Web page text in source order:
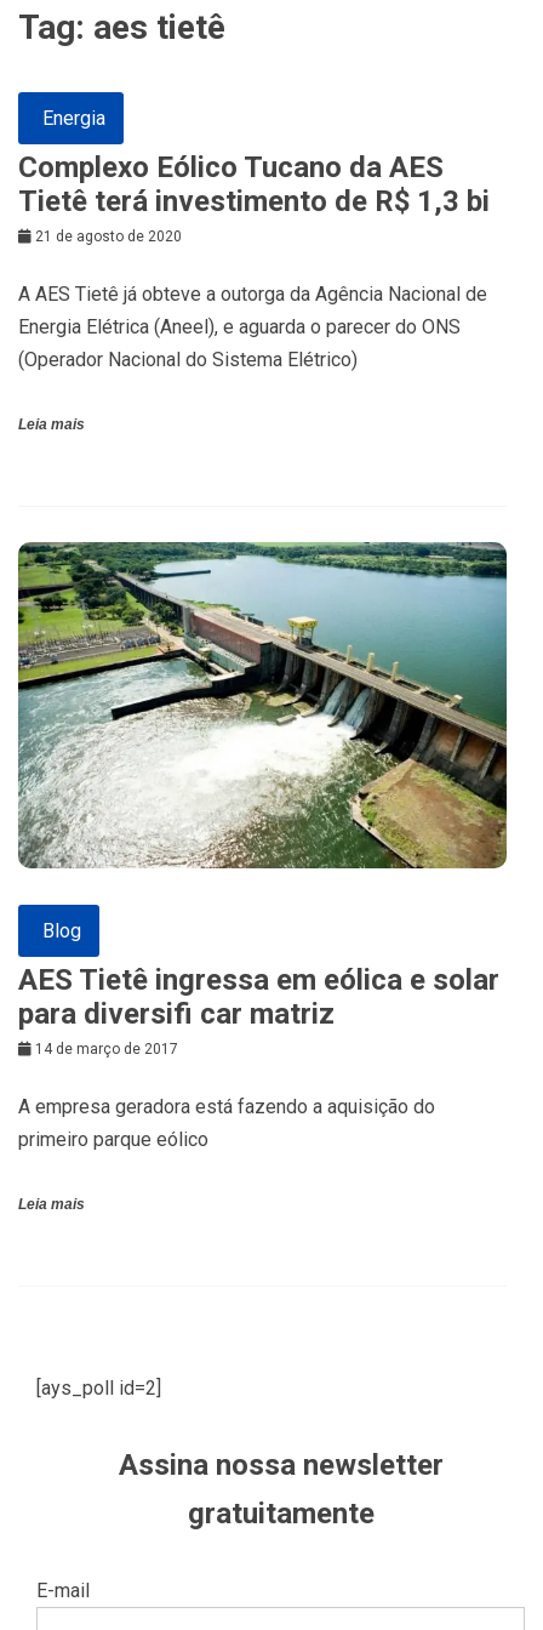
Tag: aes tietê
Energia
Complexo Eólico Tucano da AES
Tietê terá investimento de R$ 1,3 bi
21 de agosto de 2020
A AES Tietê já obteve a outorga da Agência Nacional de
Energia Elétrica (Aneel), e aguarda o parecer do ONS
(Operador Nacional do Sistema Elétrico)
Leia mais
Blog
AES Tietê ingressa em eólica e solar
para diversifi car matriz
14 de março de 2017
A empresa geradora está fazendo a aquisição do
primeiro parque eólico
Leia mais
[ays_poll id=2]
Assina nossa newsletter
gratuitamente
E-mail